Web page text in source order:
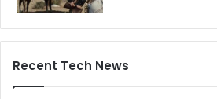
Recent Tech News